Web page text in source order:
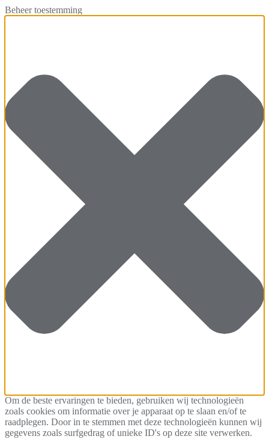
Beheer toestemming
Om de beste ervaringen te bieden, gebruiken wij technologieën
zoals cookies om informatie over je apparaat op te slaan en/of te
raadplegen. Door in te stemmen met deze technologieën kunnen wij
gegevens zoals surfgedrag of unieke ID's op deze site verwerken.